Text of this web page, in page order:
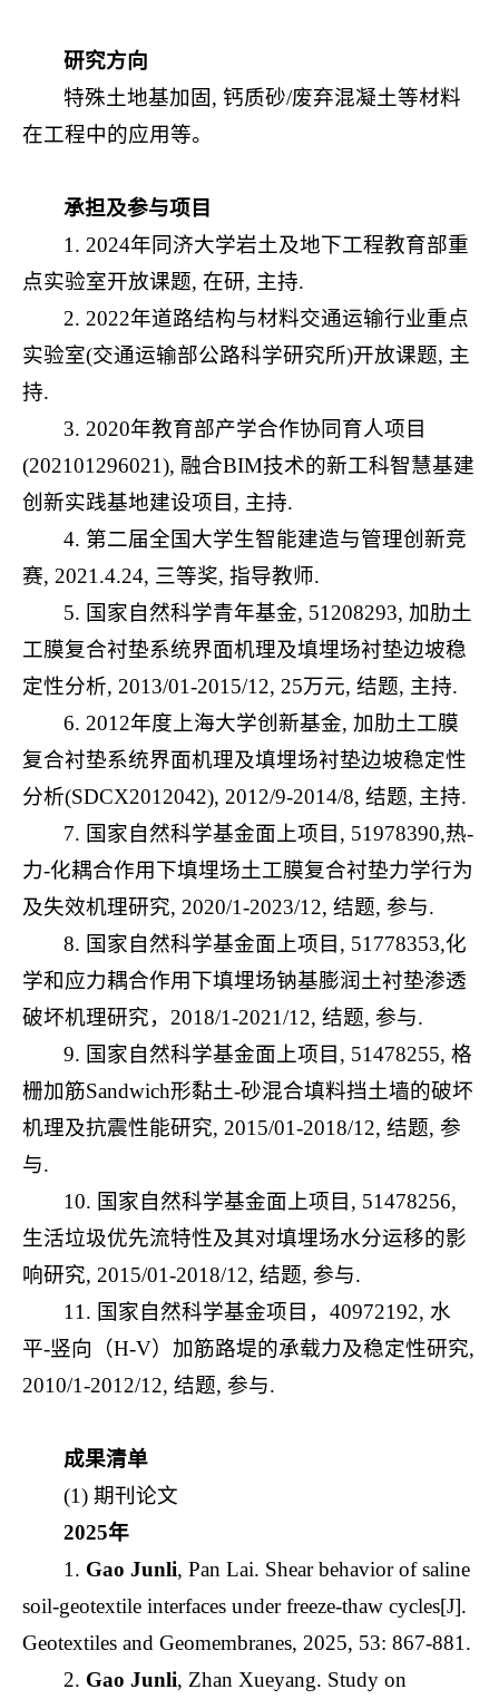
研究方向
特殊土地基加固, 钙质砂/废弃混凝土等材料
在工程中的应用等。
承担及参与项目
1. 2024年同济大学岩土及地下工程教育部重
点实验室开放课题, 在研, 主持.
2. 2022年道路结构与材料交通运输行业重点
实验室(交通运输部公路科学研究所)开放课题, 主
持.
3. 2020年教育部产学合作协同育人项目
(202101296021), 融合BIM技术的新工科智慧基建
创新实践基地建设项目, 主持.
4. 第二届全国大学生智能建造与管理创新竞
赛, 2021.4.24, 三等奖, 指导教师.
5. 国家自然科学青年基金, 51208293, 加肋土
工膜复合衬垫系统界面机理及填埋场衬垫边坡稳
定性分析, 2013/01-2015/12, 25万元, 结题, 主持.
6. 2012年度上海大学创新基金, 加肋土工膜
复合衬垫系统界面机理及填埋场衬垫边坡稳定性
分析(SDCX2012042), 2012/9-2014/8, 结题, 主持.
7. 国家自然科学基金面上项目, 51978390,热-
力-化耦合作用下填埋场土工膜复合衬垫力学行为
及失效机理研究, 2020/1-2023/12, 结题, 参与.
8. 国家自然科学基金面上项目, 51778353,化
学和应力耦合作用下填埋场钠基膨润土衬垫渗透
破坏机理研究，2018/1-2021/12, 结题, 参与.
9. 国家自然科学基金面上项目, 51478255, 格
栅加筋Sandwich形黏土-砂混合填料挡土墙的破坏
机理及抗震性能研究, 2015/01-2018/12, 结题, 参
与.
10. 国家自然科学基金面上项目, 51478256,
生活垃圾优先流特性及其对填埋场水分运移的影
响研究, 2015/01-2018/12, 结题, 参与.
11. 国家自然科学基金项目，40972192, 水
平-竖向（H-V）加筋路堤的承载力及稳定性研究,
2010/1-2012/12, 结题, 参与.
成果清单
(1) 期刊论文
2025年
1. Gao Junli, Pan Lai. Shear behavior of saline
soil-geotextile interfaces under freeze-thaw cycles[J].
Geotextiles and Geomembranes, 2025, 53: 867-881.
2. Gao Junli, Zhan Xueyang. Study on